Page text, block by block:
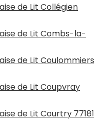
de Lit Collégien
de Lit Combs-la-
de Lit Coulommiers
de Lit Coupvray
de Lit Courtry 77181